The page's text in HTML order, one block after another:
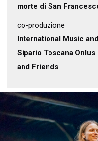
morte di San
co-produzione
International Music
Sipario Toscana
and Friends